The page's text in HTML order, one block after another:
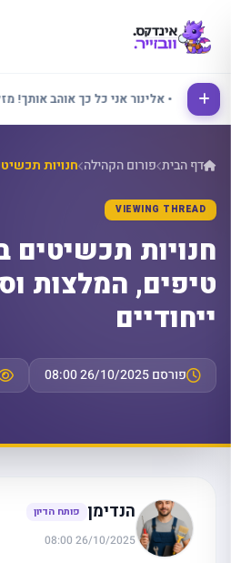
• אלינור אני כל כך אוהב אותך! מזל טוב
דף הבית פורום הקהילה חנויות
VIEWING THREAD
חנויות תכשיטים
טיפים, המלצות
ייחודיים
פורסם 26/10/2025 08:00
הנדימן פותח הדיון
26/10/2025 08:00